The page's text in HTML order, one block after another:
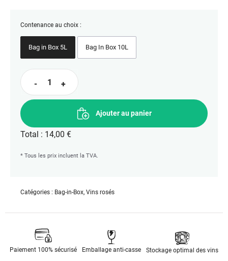
Contenance au choix :
Bag in Box 5L Bag In Box 10L
-
quantité
de
Le
PIC
Rosé
BIB
+
Ajouter au panier
Total : 14,00 €
* Tous les prix incluent la TVA.
Catégories : Bag-in-Box, Vins rosés
Paiement 100% sécurisé Emballage anti-casse Stockage optimal des vins